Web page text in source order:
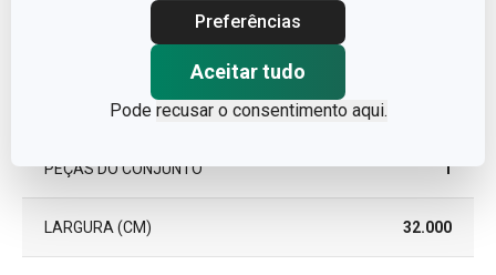
Preferências
Aceitar tudo
Pode recusar o consentimento aqui.
GARANTIA (EM ANOS)
PEÇAS DO CONJUNTO 1
LARGURA (CM) 32.000